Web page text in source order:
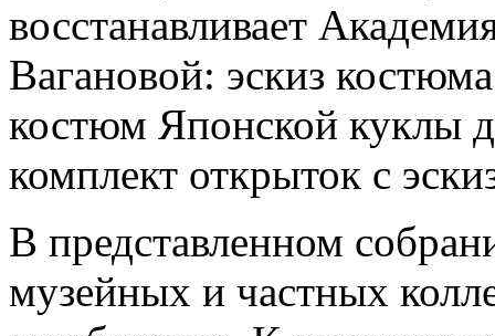
восстанавливает
Вагановой: эскиз
костюм Японской куклы
комплект открыток с
В представленном
музейных и частных